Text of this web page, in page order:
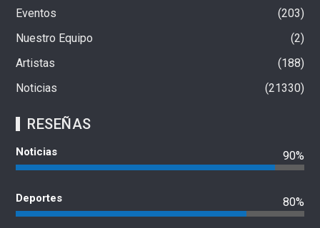
Eventos
203
Nuestro Equipo
2
Artistas
188
Noticias
21330
RESEÑAS
Noticias 90%
Deportes 80%